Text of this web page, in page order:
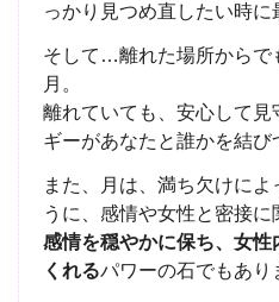
っかり見つめ直したい時に
そして…離れた場所からで
月。
離れていても、安心して
ギーがあなたと誰かを結び
また、月は、満ち欠けに
うに、感情や女性と密接に
感情を穏やかに保ち、女
くれるパワーの石でもあり